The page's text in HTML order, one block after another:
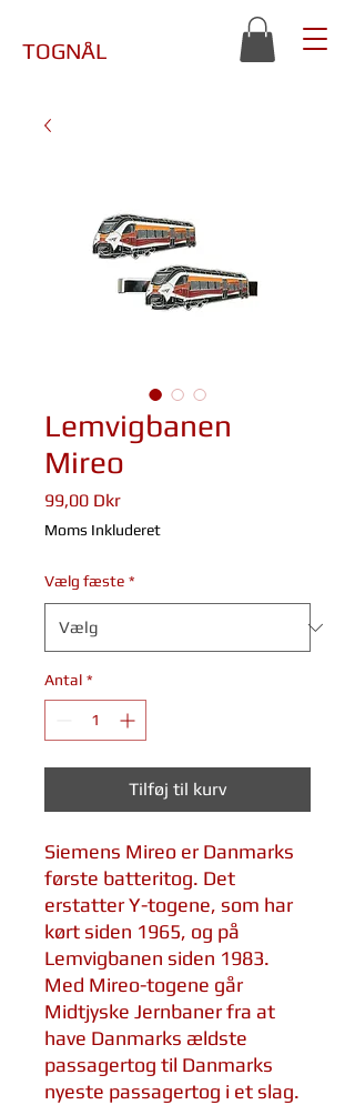
TOGNÅL
Lemvigbanen
Mireo
99,00 DkrPris
Moms Inkluderet
Vælg fæste *
Antal *
Tilføj til kurv
Siemens Mireo er Danmarks
første batteritog. Det
erstatter Y-togene, som har
kørt siden 1965, og på
Lemvigbanen siden 1983.
Med Mireo-togene går
Midtjyske Jernbaner fra at
have Danmarks ældste
passagertog til Danmarks
nyeste passagertog i et slag.